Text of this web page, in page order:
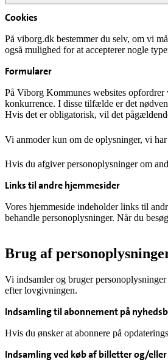
Cookies
På viborg.dk bestemmer du selv, om vi
også mulighed for at accepterer nogle
Formularer
På Viborg Kommunes websites
konkurrence. I disse tilfælde er det
Hvis det er obligatorisk, vil det
Vi anmoder kun om de oplysninger, vi
Hvis du afgiver personoplysninger om
Links til andre hjemmesider
Vores hjemmeside indeholder links til
behandle personoplysninger. Når du
Brug af
Vi indsamler og bruger
efter lovgivningen.
Indsamling til abonnement på
Hvis du ønsker at abonnere på
Indsamling ved køb af billetter og/